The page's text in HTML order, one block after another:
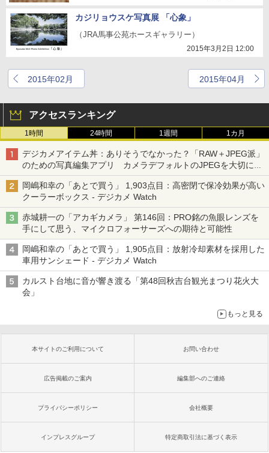
カジリョウスケ写真展 「心象」
（JRA馬事公苑ホースギャラリー）
2015年3月2日 12:00
2015年02月 2015年04月
アクセスランキング
1時間 24時間 1週間 1カ月
デジカメアイテム丼：ありそうでなかった？「RAW＋JPEG派」
のための写真編集アプリ カメラデフォルトのJPEGを大切にす
る「Filmator」
岡嶋和幸の「あとで買う」 1,903点目：高密閉で保冷効果が高い
クーラーボックス - デジカメ Watch
赤城耕一の「アカギカメラ」 第146回：PRO銘の魚眼レンズを
手にして思う、マイクロフォーサーズへの期待と可能性
岡嶋和幸の「あとで買う」 1,905点目：放射冷却素材を採用した
車用サンシェード - デジカメ Watch
カルスト台地に音が響き渡る「第48回秋吉台観光まつり花火大
会」
もっと見る
本サイトのご利用について お問い合わせ
広告掲載のご案内 編集部へのご連絡
プライバシーポリシー 会社概要
インプレスグループ 特定商取引法に基づく表示